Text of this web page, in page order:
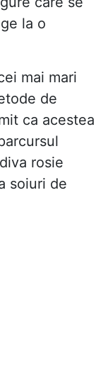
la o
mai mari
de
ca acestea
rosie
soiuri de